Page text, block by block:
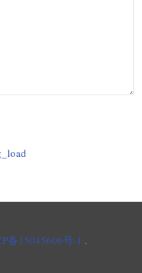
备15045606号-1 .